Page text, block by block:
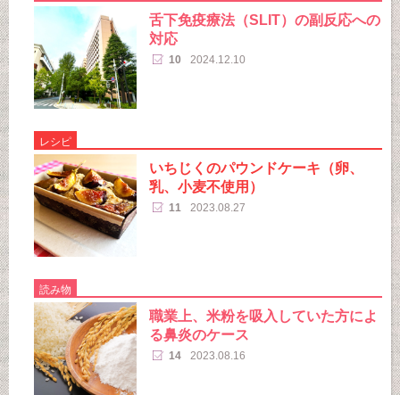
舌下免疫療法（SLIT）の副反応への
対応
10 2024.12.10
レシピ
いちじくのパウンドケーキ（卵、
乳、小麦不使用）
11 2023.08.27
読み物
職業上、米粉を吸入していた方によ
る鼻炎のケース
14 2023.08.16